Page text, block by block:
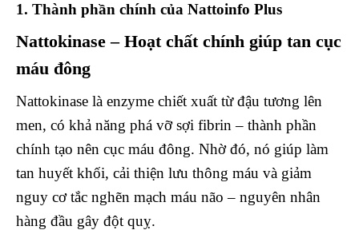
1. Thành phần chính của Nattoinfo Plus
Nattokinase – Hoạt chất chính giúp tan cục
máu đông
Nattokinase là enzyme chiết xuất từ đậu tương lên
men, có khả năng phá vỡ sợi fibrin – thành phần
chính tạo nên cục máu đông. Nhờ đó, nó giúp làm
tan huyết khối, cải thiện lưu thông máu và giảm
nguy cơ tắc nghẽn mạch máu não – nguyên nhân
hàng đầu gây đột quỵ.